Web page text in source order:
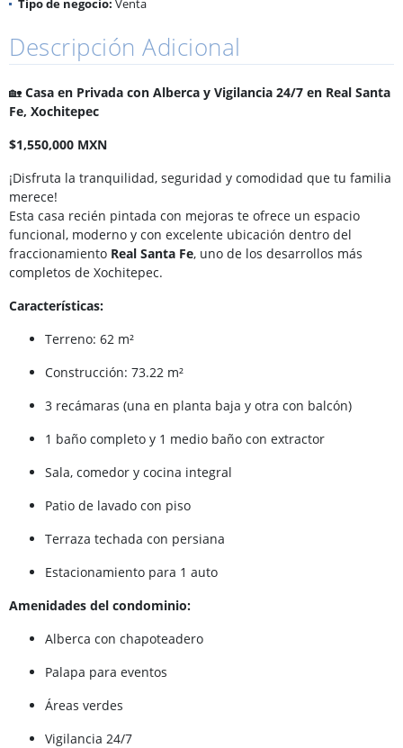
Tipo de negocio: Venta
Descripción Adicional
🏡 Casa en Privada con Alberca y Vigilancia 24/7 en Real Santa
Fe, Xochitepec
$1,550,000 MXN
¡Disfruta la tranquilidad, seguridad y comodidad que tu familia
merece!
Esta casa recién pintada con mejoras te ofrece un espacio
funcional, moderno y con excelente ubicación dentro del
fraccionamiento Real Santa Fe, uno de los desarrollos más
completos de Xochitepec.
Características:
Terreno: 62 m²
Construcción: 73.22 m²
3 recámaras (una en planta baja y otra con balcón)
1 baño completo y 1 medio baño con extractor
Sala, comedor y cocina integral
Patio de lavado con piso
Terraza techada con persiana
Estacionamiento para 1 auto
Amenidades del condominio:
Alberca con chapoteadero
Palapa para eventos
Áreas verdes
Vigilancia 24/7